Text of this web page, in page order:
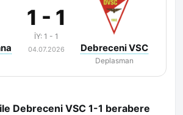
1 - 1
İY: 1 - 1
04.07.2026 Debreceni VSC
Deplasman
Debreceni VSC 1-1 berabere